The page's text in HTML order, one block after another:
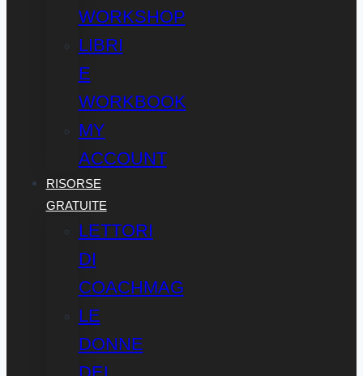
WORKSHOP
LIBRI
E
WORKBOOK
MY
ACCOUNT
RISORSE
GRATUITE
LETTORI
DI
COACHMAG
LE
DONNE